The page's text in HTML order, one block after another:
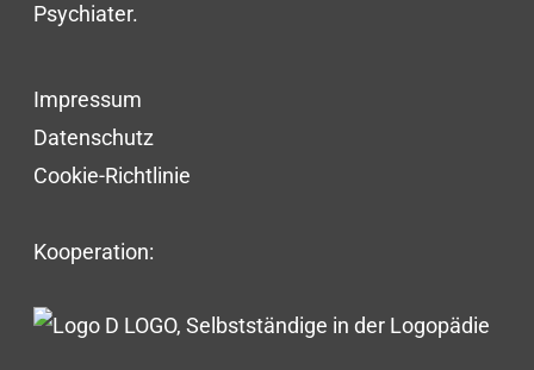
Psychiater.
Impressum
Datenschutz
Cookie-Richtlinie
Kooperation: